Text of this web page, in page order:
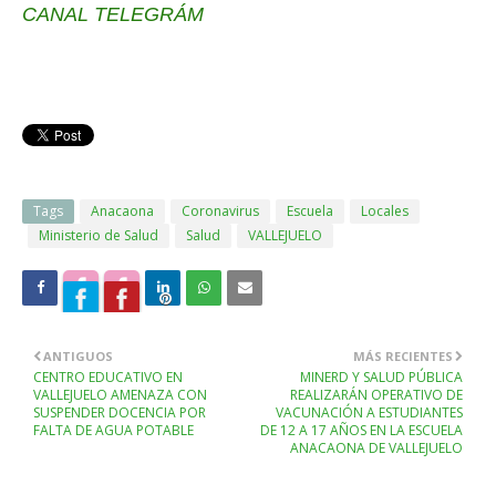
CANAL TELEGRÁM
Tags Anacaona Coronavirus Escuela
Locales
Ministerio de Salud
Salud VALLEJUELO
MÁS RECIENTES
MINERD Y SALUD PÚBLICA
REALIZARÁN OPERATIVO DE
VACUNACIÓN A ESTUDIANTES
DE 12 A 17 AÑOS EN LA ESCUELA
ANACAONA DE VALLEJUELO
ANTIGUOS
CENTRO EDUCATIVO EN
VALLEJUELO AMENAZA CON
SUSPENDER DOCENCIA POR
FALTA DE AGUA POTABLE